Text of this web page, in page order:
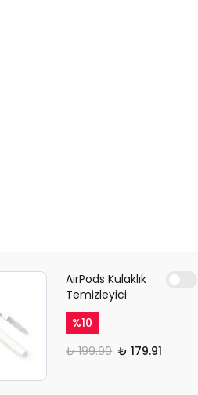
AirPods Kulaklık
Temizleyici
%10
₺ 199.90 ₺ 179.91
GİZLİ SEKME